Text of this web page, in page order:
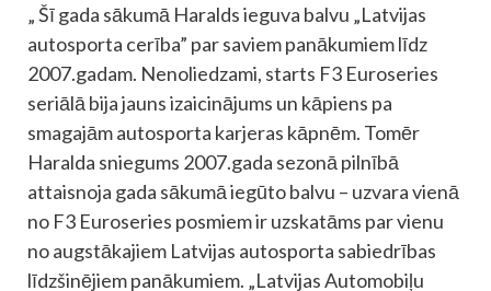
„ Šī gada sākumā Haralds ieguva balvu „Latvijas
autosporta cerība” par saviem panākumiem līdz
2007.gadam. Nenoliedzami, starts F3 Euroseries
seriālā bija jauns izaicinājums un kāpiens pa
smagajām autosporta karjeras kāpnēm. Tomēr
Haralda sniegums 2007.gada sezonā pilnībā
attaisnoja gada sākumā iegūto balvu – uzvara vienā
no F3 Euroseries posmiem ir uzskatāms par vienu
no augstākajiem Latvijas autosporta sabiedrības
līdzšinējiem panākumiem. „Latvijas Automobiļu